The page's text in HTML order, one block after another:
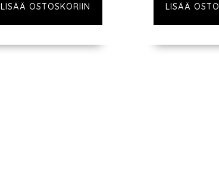
LISÄÄ OSTOSKORIIN LISÄÄ